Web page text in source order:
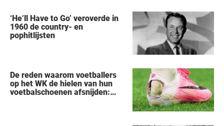
‘He’ll Have to Go’ veroverde in
1960 de country- en
pophitlijsten
De reden waarom voetballers
op het WK de hielen van hun
voetbalschoenen afsnijden: